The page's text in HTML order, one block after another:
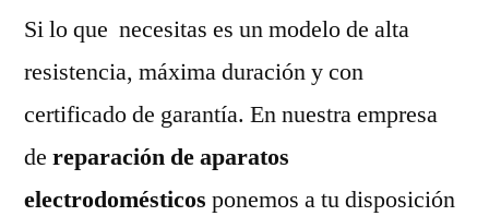
Si lo que necesitas es un modelo de alta
resistencia, máxima duración y con
certificado de garantía. En nuestra empresa
de reparación de aparatos
electrodomésticos ponemos a tu disposición